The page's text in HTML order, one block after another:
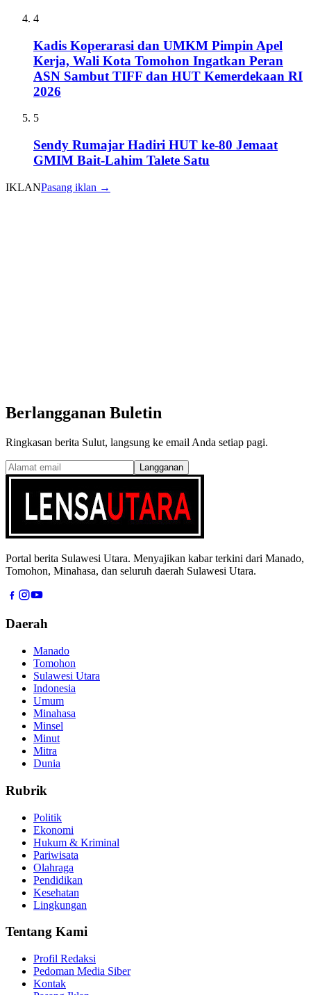
4
Kadis Koperarasi dan UMKM Pimpin Apel
Kerja, Wali Kota Tomohon Ingatkan Peran
ASN Sambut TIFF dan HUT Kemerdekaan RI
2026
5
Sendy Rumajar Hadiri HUT ke-80 Jemaat
GMIM Bait-Lahim Talete Satu
IKLANPasang iklan →
Berlangganan Buletin
Ringkasan berita Sulut, langsung ke email Anda setiap pagi.
Langganan
Portal berita Sulawesi Utara. Menyajikan kabar terkini dari Manado,
Tomohon, Minahasa, dan seluruh daerah Sulawesi Utara.
Daerah
Manado
Tomohon
Sulawesi Utara
Indonesia
Umum
Minahasa
Minsel
Minut
Mitra
Dunia
Rubrik
Politik
Ekonomi
Hukum & Kriminal
Pariwisata
Olahraga
Pendidikan
Kesehatan
Lingkungan
Tentang Kami
Profil Redaksi
Pedoman Media Siber
Kontak